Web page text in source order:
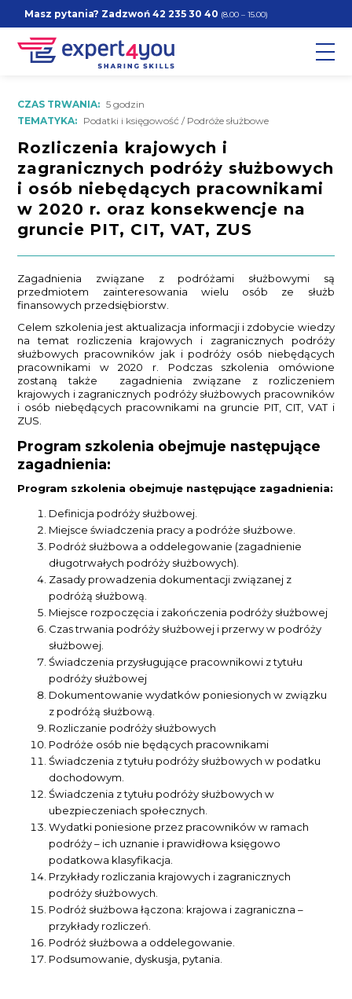
Masz pytania? Zadzwoń42 235 30 40 (8.00 – 15.00)
CZAS TRWANIA: 5 godzin
TEMATYKA: Podatki i księgowość / Podróże służbowe
Rozliczenia krajowych i
zagranicznych podróży służbowych
i osób niebędących pracownikami
w 2020 r. oraz konsekwencje na
gruncie PIT, CIT, VAT, ZUS
Zagadnienia związane z podróżami służbowymi są
przedmiotem zainteresowania wielu osób ze służb
finansowych przedsiębiorstw.
Celem szkolenia jest aktualizacja informacji i zdobycie wiedzy
na temat rozliczenia krajowych i zagranicznych podróży
służbowych pracowników jak i podróży osób niebędących
pracownikami w 2020 r. Podczas szkolenia omówione
zostaną także zagadnienia związane z rozliczeniem
krajowych i zagranicznych podróży służbowych pracowników
i osób niebędących pracownikami na gruncie PIT, CIT, VAT i
ZUS.
Program szkolenia obejmuje następujące
zagadnienia:
Program szkolenia obejmuje następujące zagadnienia:
Definicja podróży służbowej.
Miejsce świadczenia pracy a podróże służbowe.
Podróż służbowa a oddelegowanie (zagadnienie
długotrwałych podróży służbowych).
Zasady prowadzenia dokumentacji związanej z
podróżą służbową.
Miejsce rozpoczęcia i zakończenia podróży służbowej
Czas trwania podróży służbowej i przerwy w podróży
służbowej.
Świadczenia przysługujące pracownikowi z tytułu
podróży służbowej
Dokumentowanie wydatków poniesionych w związku
z podróżą służbową.
Rozliczanie podróży służbowych
Podróże osób nie będących pracownikami
Świadczenia z tytułu podróży służbowych w podatku
dochodowym.
Świadczenia z tytułu podróży służbowych w
ubezpieczeniach społecznych.
Wydatki poniesione przez pracowników w ramach
podróży – ich uznanie i prawidłowa księgowo
podatkowa klasyfikacja.
Przykłady rozliczania krajowych i zagranicznych
podróży służbowych.
Podróż służbowa łączona: krajowa i zagraniczna –
przykłady rozliczeń.
Podróż służbowa a oddelegowanie.
Podsumowanie, dyskusja, pytania.